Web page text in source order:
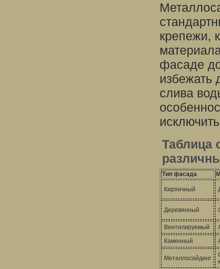
крепежи,
фасаде
избежать
слива
Таблица
Тип фасада
Кирпичный
Деревянный
Вентилируемый
Каменный
Металлосайдинг